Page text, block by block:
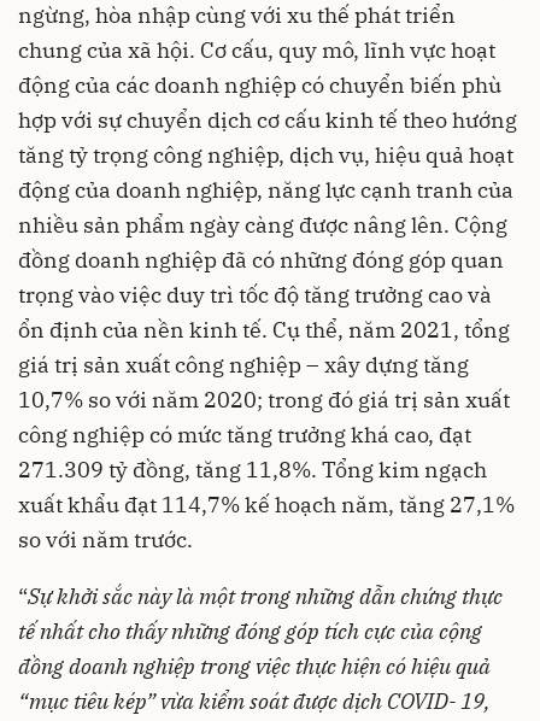
ngừng, hòa nhập cùng với xu thế phát triển
chung của xã hội. Cơ cấu, quy mô, lĩnh vực hoạt
động của các doanh nghiệp có chuyển biến phù
hợp với sự chuyển dịch cơ cấu kinh tế theo hướng
tăng tỷ trọng công nghiệp, dịch vụ, hiệu quả hoạt
động của doanh nghiệp, năng lực cạnh tranh của
nhiều sản phẩm ngày càng được nâng lên. Cộng
đồng doanh nghiệp đã có những đóng góp quan
trọng vào việc duy trì tốc độ tăng trưởng cao và
ổn định của nền kinh tế. Cụ thể, năm 2021, tổng
giá trị sản xuất công nghiệp – xây dựng tăng
10,7% so với năm 2020; trong đó giá trị sản xuất
công nghiệp có mức tăng trưởng khá cao, đạt
271.309 tỷ đồng, tăng 11,8%. Tổng kim ngạch
xuất khẩu đạt 114,7% kế hoạch năm, tăng 27,1%
so với năm trước.
“Sự khởi sắc này là một trong những dẫn chứng thực
tế nhất cho thấy những đóng góp tích cực của cộng
đồng doanh nghiệp trong việc thực hiện có hiệu quả
“mục tiêu kép” vừa kiểm soát được dịch COVID- 19,